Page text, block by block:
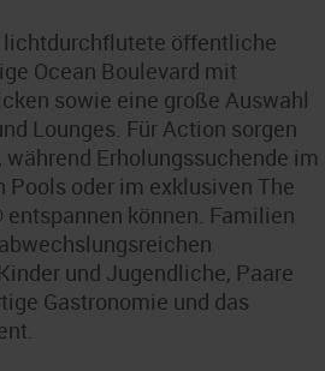
öffentliche
Ocean Boulevard mit
sowie eine große Auswahl
Lounges. Für Action sorgen
Erholungssuchende im
Pools oder im exklusiven The
können. Familien
und Jugendliche, Paare
Gastronomie und das